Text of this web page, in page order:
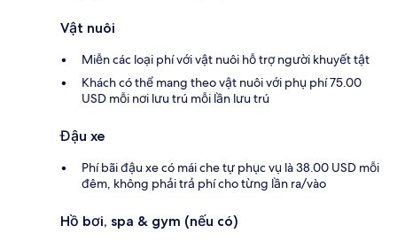
Vật nuôi
Miễn các loại phí với vật nuôi hỗ trợ người khuyết tật
Khách có thể mang theo vật nuôi với phụ phí 75.00
USD mỗi nơi lưu trú mỗi lần lưu trú
Đậu xe
Phí bãi đậu xe có mái che tự phục vụ là 38.00 USD mỗi
đêm, không phải trả phí cho từng lần ra/vào
Hồ bơi, spa & gym (nếu có)